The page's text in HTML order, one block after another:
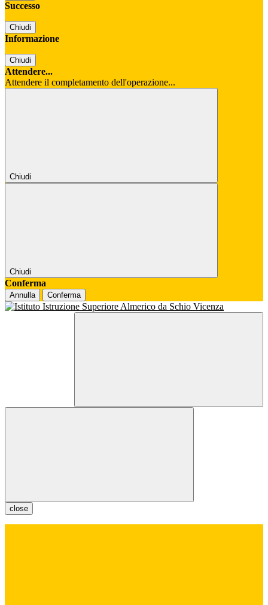
Successo
Chiudi
Informazione
Chiudi
Attendere...
Attendere il completamento dell'operazione...
Chiudi
Chiudi
Conferma
Annulla Conferma
close